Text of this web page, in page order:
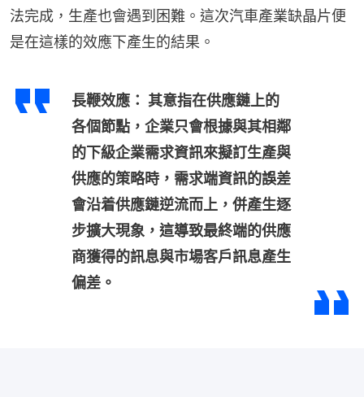
法完成，生產也會遇到困難。這次汽車產業缺晶片便
是在這樣的效應下產生的結果。
長鞭效應： 其意指在供應鏈上的
各個節點，企業只會根據與其相鄰
的下級企業需求資訊來擬訂生產與
供應的策略時，需求端資訊的誤差
會沿着供應鏈逆流而上，併產生逐
步擴大現象，這導致最終端的供應
商獲得的訊息與市場客戶訊息產生
偏差。